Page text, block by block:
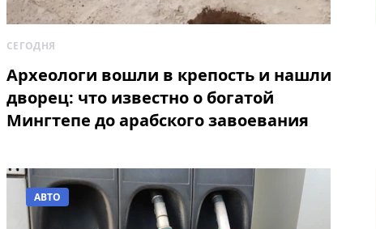
СЕГОДНЯ
Археологи вошли в крепость и нашли
дворец: что известно о богатой
Мингтепе до арабского завоевания
АВТО